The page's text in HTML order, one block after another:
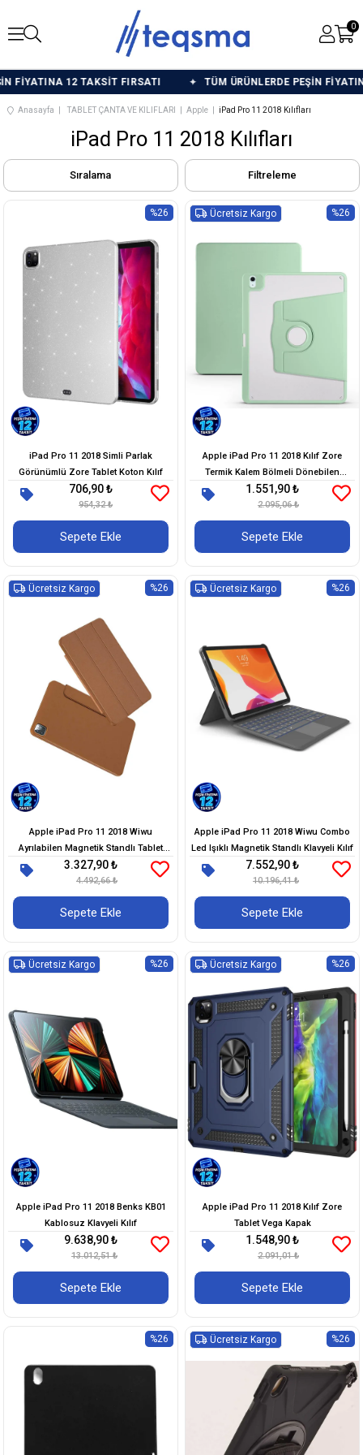
0
12 TAKSİT FIRSATI TÜM ÜRÜNLERDE PEŞİN FİYATINA
Anasayfa TABLET ÇANTA VE KILIFLARI Apple iPad Pro 11 2018 Kılıfları
iPad Pro 11 2018 Kılıfları
Filtreleme
Sıralama
iPad Pro 11 2018 Simli Parlak
Görünümlü Zore Tablet Koton Kılıf
706,90 ₺
954,32 ₺
Sepete Ekle
%26
Apple iPad Pro 11 2018 Kılıf Zore
Termik Kalem Bölmeli Dönebilen
Standlı Kılıf
1.551,90 ₺
2.095,06 ₺
Sepete Ekle
%26
Ücretsiz Kargo
Apple iPad Pro 11 2018 Wiwu
Ayrılabilen Magnetik Standlı Tablet
Kılıfı
3.327,90 ₺
4.492,66 ₺
Sepete Ekle
%26
Ücretsiz Kargo
Apple iPad Pro 11 2018 Wiwu Combo
Led Işıklı Magnetik Standlı Klavyeli Kılıf
7.552,90 ₺
10.196,41 ₺
Sepete Ekle
%26
Ücretsiz Kargo
Apple iPad Pro 11 2018 Benks KB01
Kablosuz Klavyeli Kılıf
9.638,90 ₺
13.012,51 ₺
Sepete Ekle
%26
Ücretsiz Kargo
Apple iPad Pro 11 2018 Kılıf Zore
Tablet Vega Kapak
1.548,90 ₺
2.091,01 ₺
Sepete Ekle
%26
Ücretsiz Kargo
%26 %26
Ücretsiz Kargo